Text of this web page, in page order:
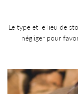
Le type et le lieu de
négliger pour